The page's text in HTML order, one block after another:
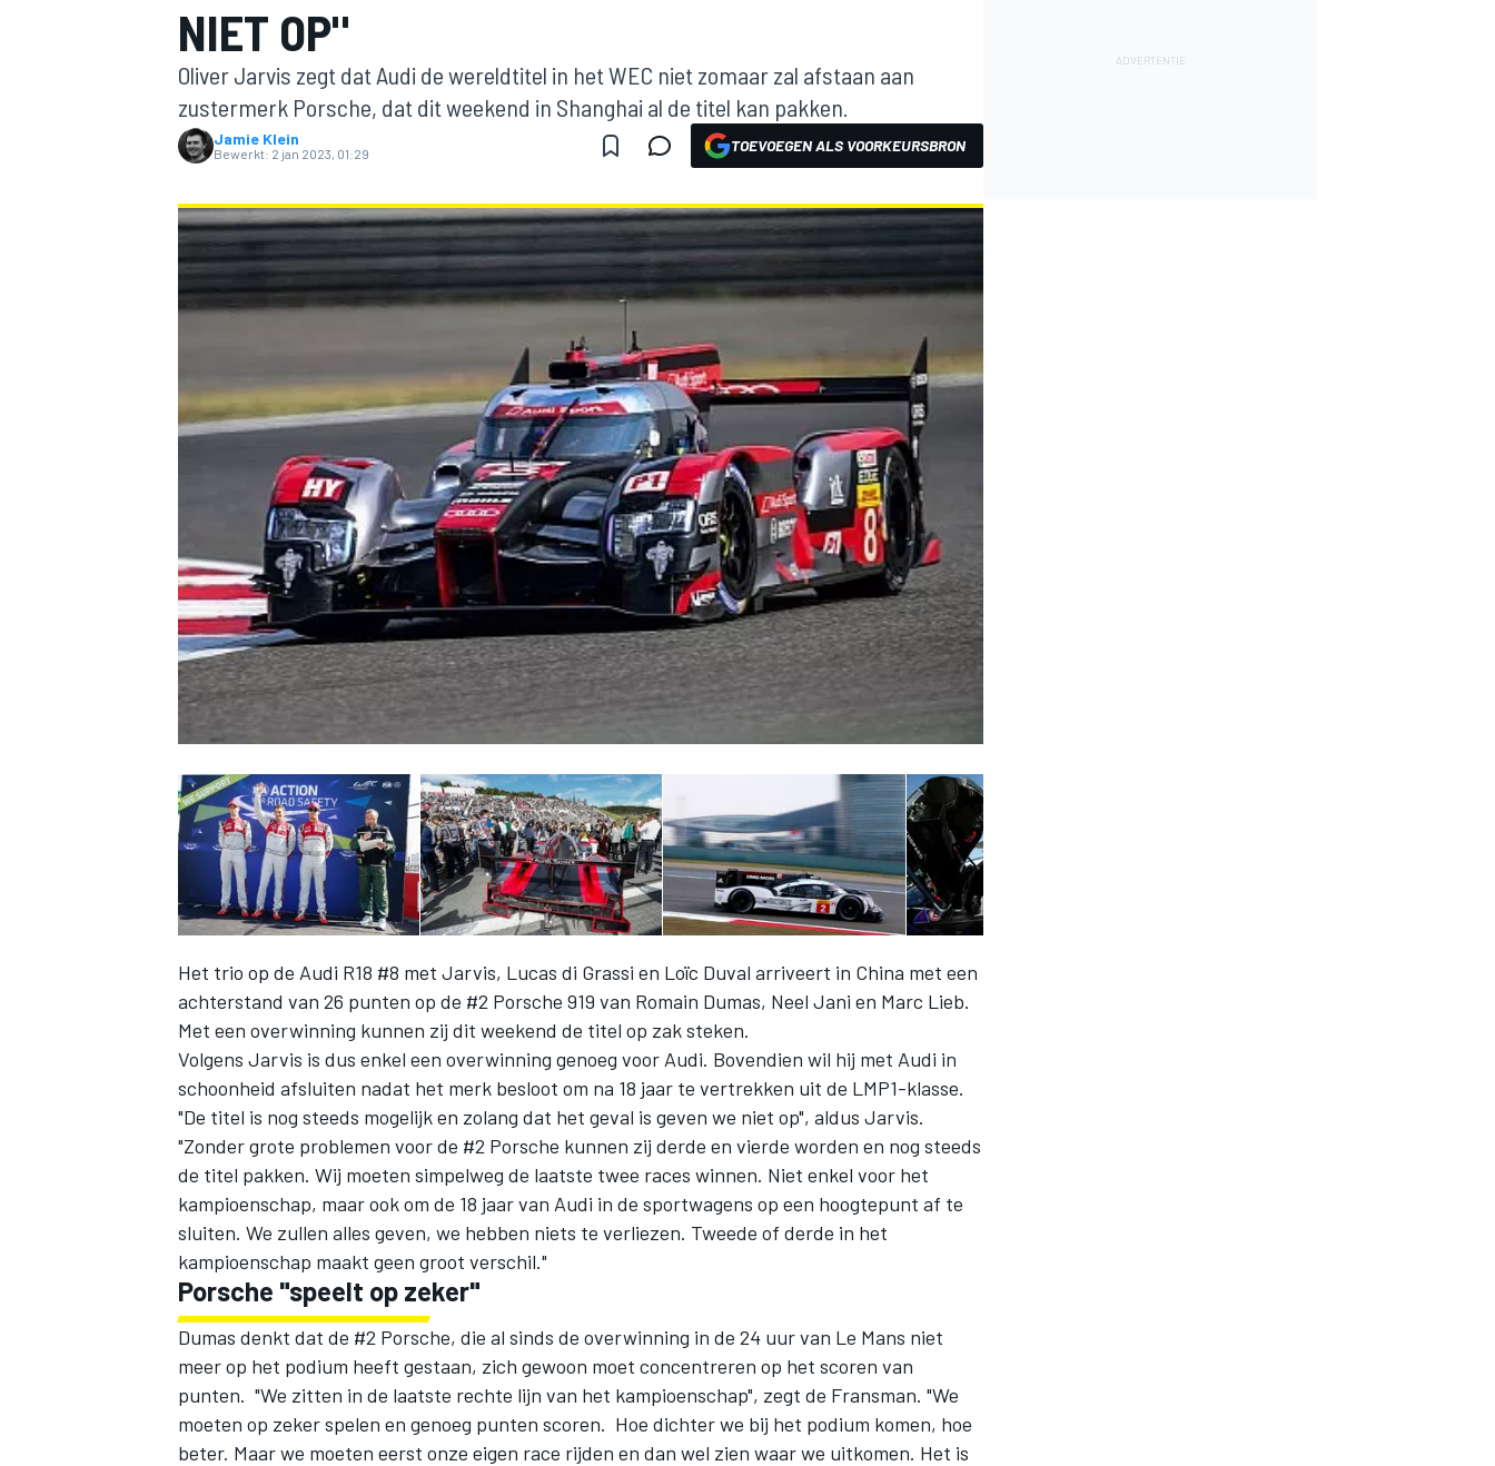
MOTOGP
INDYCAR
WEC DTM
NIET OP"
Oliver Jarvis zegt dat Audi de wereldtitel in het WEC niet zomaar zal afstaan aan
zustermerk Porsche, dat dit weekend in Shanghai al de titel kan pakken.
Jamie Klein
Bewerkt: 2 jan 2023, 01:29 TOEVOEGEN ALS VOORKEURSBRON
Het trio op de Audi R18 #8 met Jarvis, Lucas di Grassi en Loïc Duval arriveert in China met een
achterstand van 26 punten op de #2 Porsche 919 van Romain Dumas, Neel Jani en Marc Lieb.
Met een overwinning kunnen zij dit weekend de titel op zak steken.
Volgens Jarvis is dus enkel een overwinning genoeg voor Audi. Bovendien wil hij met Audi in
schoonheid afsluiten nadat het merk besloot om na 18 jaar te vertrekken uit de LMP1-klasse.
"De titel is nog steeds mogelijk en zolang dat het geval is geven we niet op", aldus Jarvis.
"Zonder grote problemen voor de #2 Porsche kunnen zij derde en vierde worden en nog steeds
de titel pakken. Wij moeten simpelweg de laatste twee races winnen. Niet enkel voor het
kampioenschap, maar ook om de 18 jaar van Audi in de sportwagens op een hoogtepunt af te
sluiten. We zullen alles geven, we hebben niets te verliezen. Tweede of derde in het
kampioenschap maakt geen groot verschil."
Porsche "speelt op zeker"
Dumas denkt dat de #2 Porsche, die al sinds de overwinning in de 24 uur van Le Mans niet
meer op het podium heeft gestaan, zich gewoon moet concentreren op het scoren van
punten. "We zitten in de laatste rechte lijn van het kampioenschap", zegt de Fransman. "We
moeten op zeker spelen en genoeg punten scoren. Hoe dichter we bij het podium komen, hoe
beter. Maar we moeten eerst onze eigen race rijden en dan wel zien waar we uitkomen. Het is